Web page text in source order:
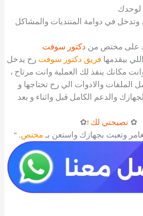
لوحدك
في دوامة المنتديات والمشاكل
على مختص من دكتور سوفت
بيقدمها فريق دكتور سوفت رح يدخل
مكانك ينفذ لك العملية وانت مرتاح ،
الملفات والادوات الي رح تحتاجها و
والدعم الكامل قبل واثناء و بعد
✿ نصيحتي لك !✿
وتعبث بجهازك واستعن بـ مختص. “